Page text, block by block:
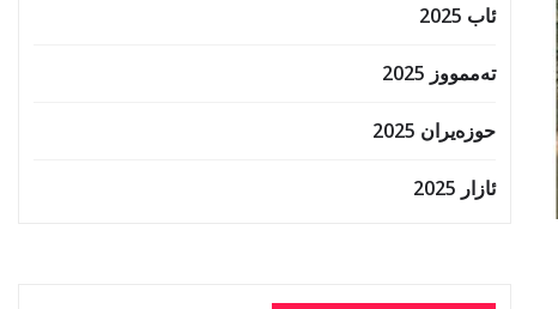
ئاب 2025
تەممووز 2025
حوزه‌یران 2025
ئازار 2025